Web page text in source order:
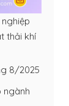
thải khí
8/2025
ngành